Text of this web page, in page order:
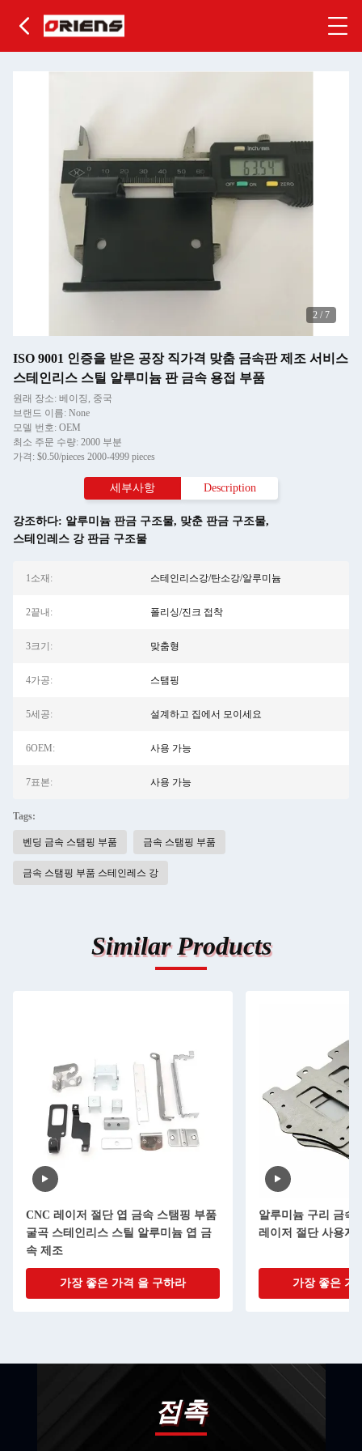
2 / 7
ISO 9001 인증을 받은 공장 직가격 맞춤 금속판 제조 서비스
스테인리스 스틸 알루미늄 판 금속 용접 부품
원래 장소: 베이징, 중국
브랜드 이름: None
모델 번호: OEM
최소 주문 수량: 2000 부분
가격: $0.50/pieces 2000-4999 pieces
세부사항 Description
강조하다: 알루미늄 판금 구조물, 맞춘 판금 구조물,
스테인레스 강 판금 구조물
1소재: 스테인리스강/탄소강/알루미늄
2끝내: 폴리싱/진크 접착
3크기: 맞춤형
4가공: 스탬핑
5세공: 설계하고 집에서 모이세요
6OEM: 사용 가능
7표본: 사용 가능
Tags:
벤딩 금속 스탬핑 부품 금속 스탬핑 부품
금속 스탬핑 부품 스테인레스 강
Similar Products
CNC 레이저 절단 엽 금속 스탬핑 부품
굴곡 스테인리스 스틸 알루미늄 엽 금
속 제조
가장 좋은 가격 을 구하라
알루미늄 구리 금속
레이저 절단 사용자
가장 좋은 가
접촉